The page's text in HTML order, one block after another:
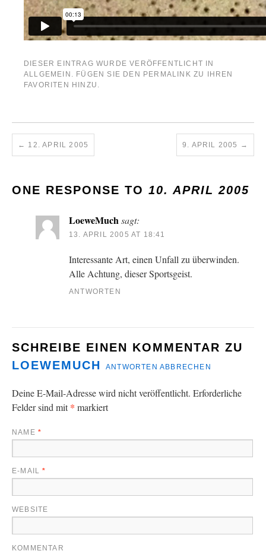
DIESER EINTRAG WURDE VERÖFFENTLICHT IN
ALLGEMEIN . FÜGEN SIE DEN PERMALINK ZU IHREN
FAVORITEN HINZU.
← 12. APRIL 2005 9. APRIL 2005 →
ONE RESPONSE TO 10. APRIL 2005
LoeweMuchsagt:
13. APRIL 2005 AT 18:41
Interessante Art, einen Unfall zu überwinden.
Alle Achtung, dieser Sportsgeist.
ANTWORTEN
SCHREIBE EINEN KOMMENTAR ZU
LOEWEMUCH
ANTWORTEN ABBRECHEN
Deine E-Mail-Adresse wird nicht veröffentlicht. Erforderliche
Felder sind mit* markiert
NAME *
E-MAIL*
WEBSITE
KOMMENTAR